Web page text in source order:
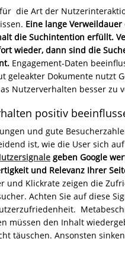
die Art der
Eine lange
die Suchintention erfüllt.
wieder, dann sind die
Engagement-Daten
geleakter Dokumente nutzt
Nutzerverhalten besser zu
positiv
und gute
ist, wie die User sich
geben Google
und Relevanz Ihrer
und Klickrate zeigen die
Achten Sie auf diese
müssen den Inhalt
täuschen. Ansonsten